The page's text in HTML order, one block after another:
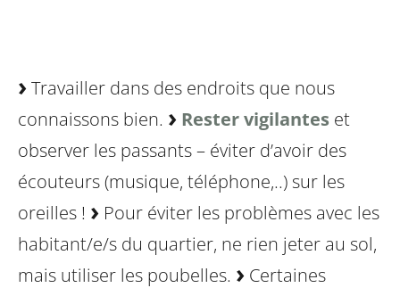
Travailler dans des endroits que nous
connaissons bien.
Rester vigilantes et
observer les passants – éviter d’avoir des
écouteurs (musique, téléphone,..) sur les
oreilles !
Pour éviter les problèmes avec les
habitant/e/s du quartier, ne rien jeter au sol,
mais utiliser les poubelles.
Certaines